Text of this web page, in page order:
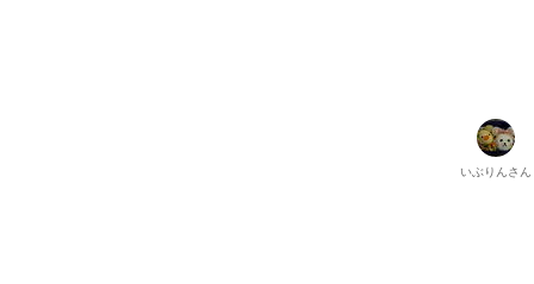
いぶりんさん